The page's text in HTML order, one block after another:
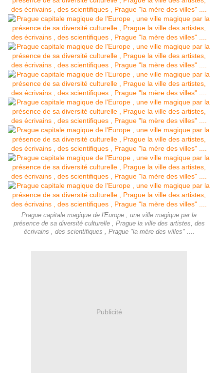
Prague capitale magique de l'Europe , une ville magique par la
présence de sa diversité culturelle , Prague la ville des artistes, des
écrivains , des scientifiques , Prague "la mère des villes" ....
Publicité